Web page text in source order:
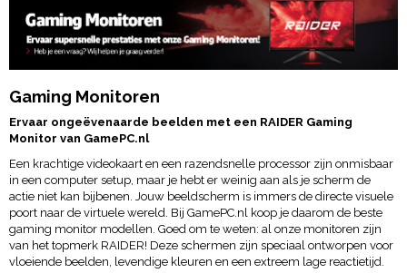
Gaming Monitoren
Ervaar ongeëvenaarde beelden met een RAIDER Gaming
Monitor van GamePC.nl
Een krachtige videokaart en een razendsnelle processor zijn onmisbaar
in een computer setup, maar je hebt er weinig aan als je scherm de
actie niet kan bijbenen. Jouw beeldscherm is immers de directe visuele
poort naar de virtuele wereld. Bij GamePC.nl koop je daarom de beste
gaming monitor modellen. Goed om te weten: al onze monitoren zijn
van het topmerk RAIDER! Deze schermen zijn speciaal ontworpen voor
vloeiende beelden, levendige kleuren en een extreem lage reactietijd.